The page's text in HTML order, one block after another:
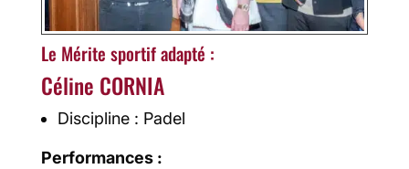
Le Mérite sportif adapté :
Céline CORNIA
Discipline : Padel
Performances :